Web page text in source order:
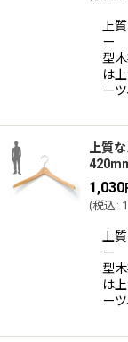
上
ー
型
は
ー
上質
1,030
(税込 :
上
ー
型
は
ー